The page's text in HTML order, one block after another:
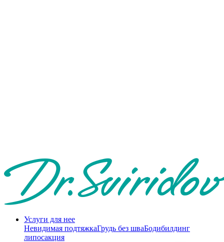
Услуги для нее
Невидимая подтяжкаГрудь без шваБодибилдинг
липосакция